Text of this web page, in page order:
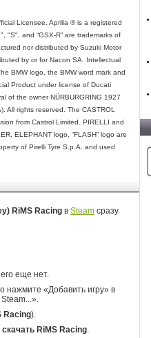
Licensee. Aprilia ® is a registered
"S", and “GSX-R” are trademarks of
nor distributed by Suzuki Motor
by or for Nacon SA. Intellectual
BMW logo, the BMW word mark and
Product under license of Ducati
of the owner NÜRBURGRING 1927
All rights reserved. The CASTROL
from Castrol Limited. PIRELLI and
ELEPHANT logo, “FLASH” logo are
of Pirelli Tyre S.p.A. and used
RiMS Racing в Steam сразу
еще нет.
нажмите «Добавить игру» в
Racing).
скачать RiMS Racing.